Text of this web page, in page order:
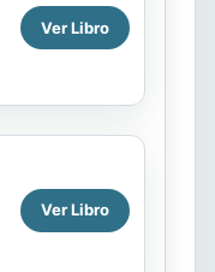
Ver Libro
Ver Libro